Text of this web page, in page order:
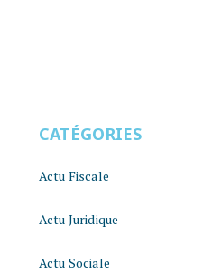
CATÉGORIES
Actu Fiscale
Actu Juridique
Actu Sociale